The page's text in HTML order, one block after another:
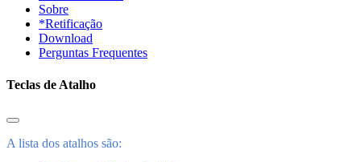
Sobre
*Retificação
Download
Perguntas Frequentes
Teclas de Atalho
A lista dos atalhos são: